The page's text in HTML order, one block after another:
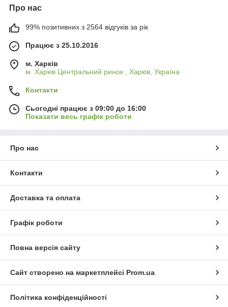
Про нас
99% позитивних з 2564 відгуків за рік
Працює з 25.10.2016
м. Харків
м. Харків Центральний ринок , Харків, Україна
Контакти
Сьогодні працює з 09:00 до 16:00
Показати весь графік роботи
Про нас
Контакти
Доставка та оплата
Графік роботи
Повна версія сайту
Сайт створено на маркетплейсі Prom.ua
Політика конфіденційності